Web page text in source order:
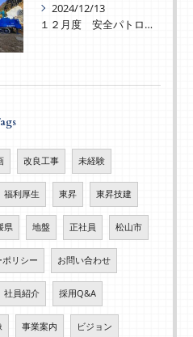
2024/12/13
１２月度 安全パトロールを実施致しました！
改良工事 未経験
福利厚生 東昇 東昇技建
県 地盤 正社員 松山市
リシー お問い合わせ
社員紹介 採用Q&A
事業案内 ビジョン